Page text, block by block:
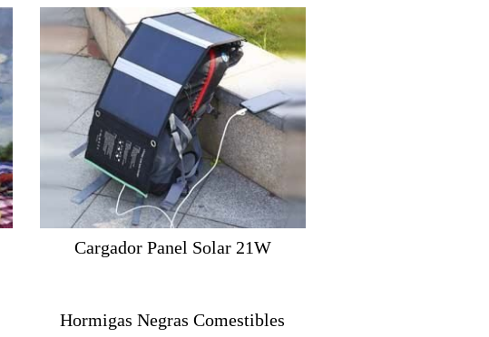
Cargador Panel Solar 21W
Hormigas Negras Comestibles